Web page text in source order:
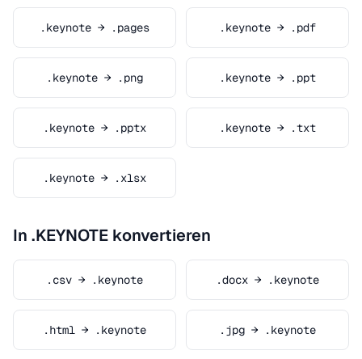
.keynote → .pages .keynote → .pdf
.keynote → .png .keynote → .ppt
.keynote → .pptx .keynote → .txt
.keynote → .xlsx
In .KEYNOTE konvertieren
.csv → .keynote .docx → .keynote
.html → .keynote .jpg → .keynote